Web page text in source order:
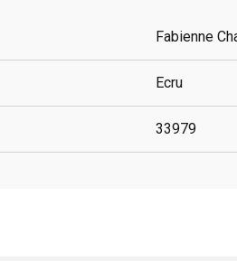
Fabienne
Ecru
33979